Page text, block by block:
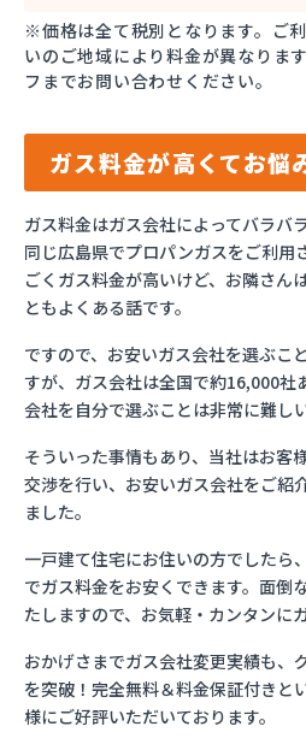
※価格は全て税別となります。ご
いのご地域により料金が異なりま
フまでお問い合わせください。
ガス料金が高くてお悩
ガス料金はガス会社によってバラバ
同じ広島県でプロパンガスをご利用
ごくガス料金が高いけど、お隣さん
ともよくある話です。
ですので、お安いガス会社を選ぶこ
すが、ガス会社は全国で約16,000社
会社を自分で選ぶことは非常に難し
そういった事情もあり、当社はお客
交渉を行い、お安いガス会社をご紹
ました。
一戸建て住宅にお住いの方でしたら
でガス料金をお安くできます。面倒
たしますので、お気軽・カンタンに
おかげさまでガス会社変更実績も、
を突破！完全無料＆料金保証付きと
様にご好評いただいております。